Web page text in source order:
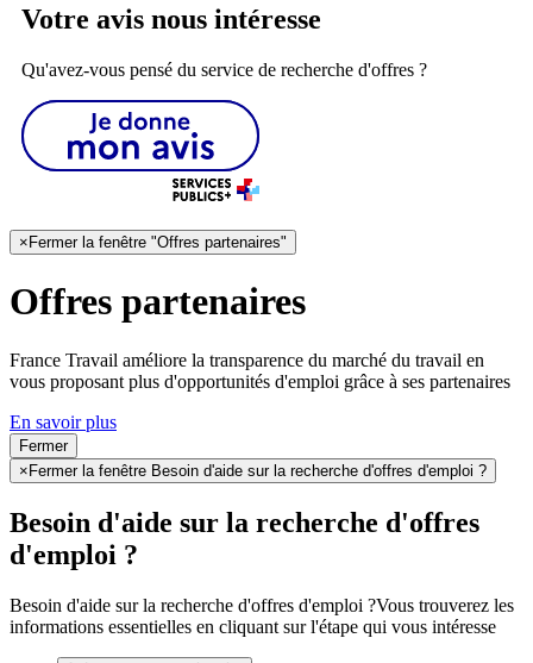
Votre avis nous intéresse
Qu'avez-vous pensé du service de recherche d'offres ?
× Fermer la fenêtre "Offres partenaires"
Offres partenaires
France Travail améliore la transparence du marché du travail en
vous proposant plus d'opportunités d'emploi grâce à ses partenaires
En savoir plus
Fermer
× Fermer la fenêtre Besoin d'aide sur la recherche d'offres d'emploi ?
Besoin d'aide sur la recherche d'offres
d'emploi ?
Besoin d'aide sur la recherche d'offres d'emploi ?Vous trouverez les
informations essentielles en cliquant sur l'étape qui vous intéresse